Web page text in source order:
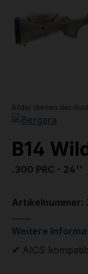
Bilder dienen der
B14
.300 PRC - 24''
Artikelnummer:
Weitere
✔ AICS